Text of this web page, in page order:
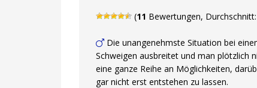
(11 Bewertungen, Durchschnitt:
Die unangenehmste Situation bei
Schweigen ausbreitet und man plötzlich
eine ganze Reihe an Möglichkeiten,
gar nicht erst entstehen zu lassen.